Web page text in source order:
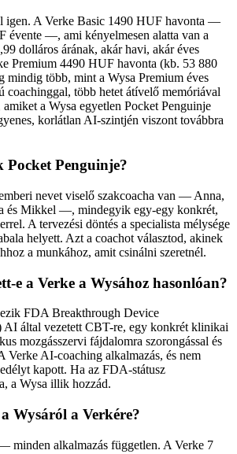
igen. A Verke Basic 1490 HUF havonta —
évente —, ami kényelmesen alatta van a
dolláros árának, akár havi, akár éves
Premium 4490 HUF havonta (kb. 53 880
mindig több, mint a Wysa Premium éves
coachinggal, több hetet átívelő memóriával
a Wysa egyetlen Pocket Penguinje
korlátlan AI-szintjén viszont továbbra
Pocket Penguinje?
nevet viselő szakcoacha van — Anna,
és Mikkel —, mindegyik egy-egy konkrét,
A tervezési döntés a specialista mélysége
helyett. Azt a coachot választod, akinek
a munkához, amit csinálni szeretnél.
e a Verke a Wysához hasonlóan?
FDA Breakthrough Device
AI által vezetett CBT-re, egy konkrét klinikai
mozgásszervi fájdalomra szorongással és
Verke AI-coaching alkalmazás, és nem
kapott. Ha az FDA-státusz
a Wysa illik hozzád.
Wysáról a Verkére?
minden alkalmazás független. A Verke 7